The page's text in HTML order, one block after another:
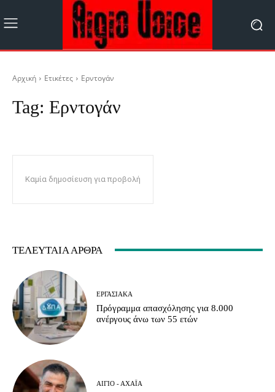
Αρχική Ετικέτες Ερντογάν
Tag: Ερντογάν
Καμία δημοσίευση για προβολή
ΤΕΛΕΥΤΑΊΑ ΆΡΘΡΑ
ΕΡΓΑΣΙΑΚΆ
Πρόγραμμα απασχόλησης για 8.000
ανέργους άνω των 55 ετών
ΑΊΓΙΟ - ΑΧΑΪ́Α